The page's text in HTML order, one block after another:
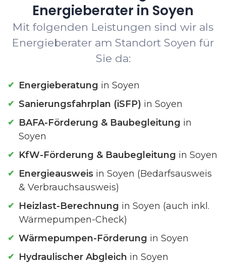
Energieberater in Soyen
Mit folgenden Leistungen sind wir als
Energieberater am Standort Soyen für
Sie da:
Energieberatung in Soyen
Sanierungsfahrplan (iSFP) in Soyen
BAFA-Förderung & Baubegleitung in
Soyen
KfW-Förderung & Baubegleitung in Soyen
Energieausweis in Soyen (Bedarfsausweis
& Verbrauchsausweis)
Heizlast-Berechnung in Soyen (auch inkl.
Wärmepumpen-Check)
Wärmepumpen-Förderung in Soyen
Hydraulischer Abgleich in Soyen